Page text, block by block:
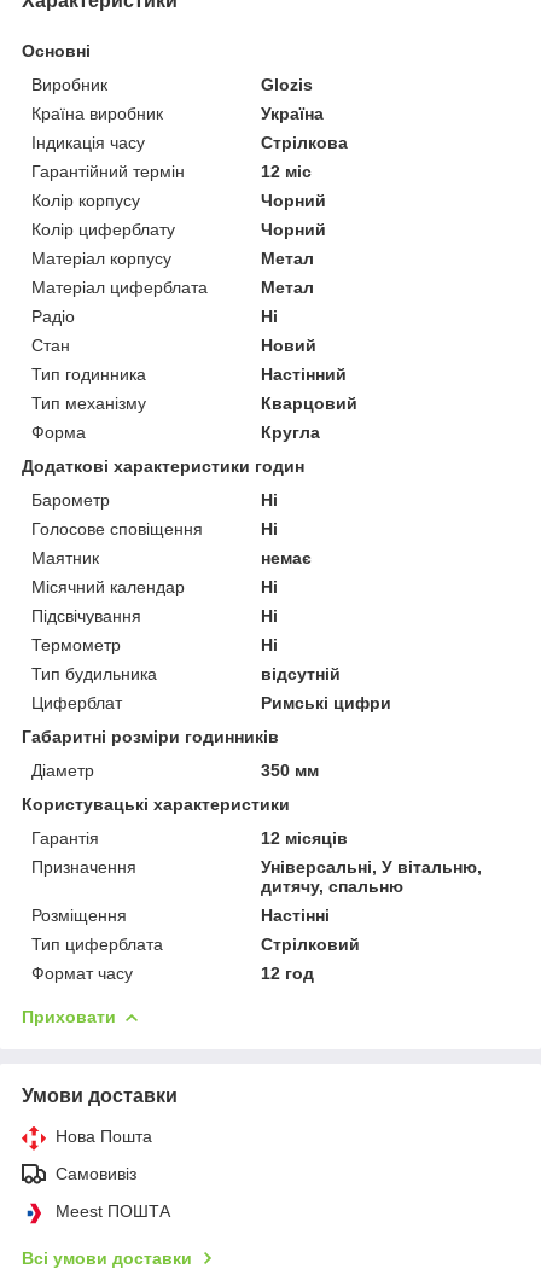
Основні
Виробник
Glozis
Країна виробник
Україна
Індикація часу
Стрілкова
Гарантійний термін
12 міс
Колір корпусу
Чорний
Колір циферблату
Чорний
Матеріал корпусу
Метал
Матеріал циферблата
Метал
Радіо
Ні
Стан
Новий
Тип годинника
Настінний
Тип механізму
Кварцовий
Форма
Кругла
Додаткові характеристики годин
Барометр
Ні
Голосове сповіщення
Ні
Маятник
немає
Місячний календар
Ні
Підсвічування
Ні
Термометр
Ні
Тип будильника
відсутній
Циферблат
Римські цифри
Габаритні розміри годинників
Діаметр
350 мм
Користувацькі характеристики
Гарантія
12 місяців
Призначення
Універсальні, У вітальню,
дитячу, спальню
Розміщення
Настінні
Тип циферблата
Стрілковий
Формат часу
12 год
Приховати
Умови доставки
Нова Пошта
Самовивіз
Meest ПОШТА
Всі умови доставки